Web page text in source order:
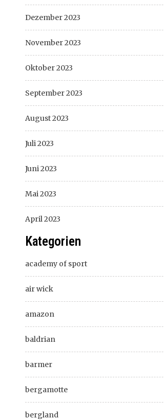
Dezember 2023
November 2023
Oktober 2023
September 2023
August 2023
Juli 2023
Juni 2023
Mai 2023
April 2023
Kategorien
academy of sport
air wick
amazon
baldrian
barmer
bergamotte
bergland